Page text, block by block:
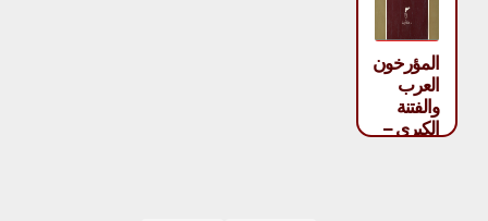
المؤرخون
العرب
والفتنة
الكبرى –